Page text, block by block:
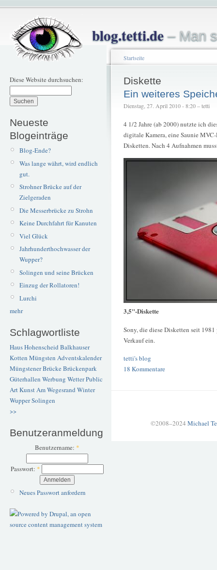
blog.tetti.de– Man
Diese Website durchsuchen:
Neueste
Blogeinträge
Blog-Ende?
Was lange währt, wird endlich
gut.
Strohner Brücke auf der
Zielgeraden
Die Messerbrücke zu Strohn
Keine Durchfahrt für Kanuten
Viel Glück
Jahrhunderthochwasser der
Wupper?
Solingen und seine Brücken
Einzug der Rollatoren!
Lurchi
mehr
Schlagwortliste
Haus Hohenscheid Balkhauser
Kotten Müngsten Adventskalender
Müngstener BrückeBrückenpark
Güterhallen Werbung WetterPublic
ArtKunstAm Wegesrand Winter
WupperSolingen
>>
Benutzeranmeldung
Benutzername: *
Passwort: *
Neues Passwort anfordern
Startseite
Diskette
Ein weiteres
Dienstag, 27. April 2010 - 8:20 – tetti
4 1/2 Jahre (ab 2000) nutzte ich
digitale Kamera, eine Saunie
Disketten. Nach 4 Aufnahmen
3,5"-Diskette
Sony, die diese Disketten seit
Verkauf ein.
tetti's blog
18 Kommentare
©2008–2024 Michael